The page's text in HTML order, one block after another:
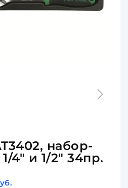
набор-
4" и 1/2" 34пр.